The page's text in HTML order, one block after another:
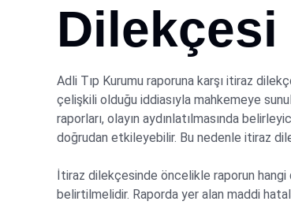
Dilekçesi
Adli Tıp Kurumu raporuna karşı itiraz
çelişkili olduğu iddiasıyla mahkemeye
raporları, olayın aydınlatılmasında
doğrudan etkileyebilir. Bu nedenle itiraz
İtiraz dilekçesinde öncelikle raporun hangi
belirtilmelidir. Raporda yer alan maddi